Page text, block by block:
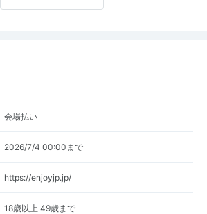
会場払い
2026/7/4 00:00まで
https://enjoyjp.jp/
18歳以上 49歳まで